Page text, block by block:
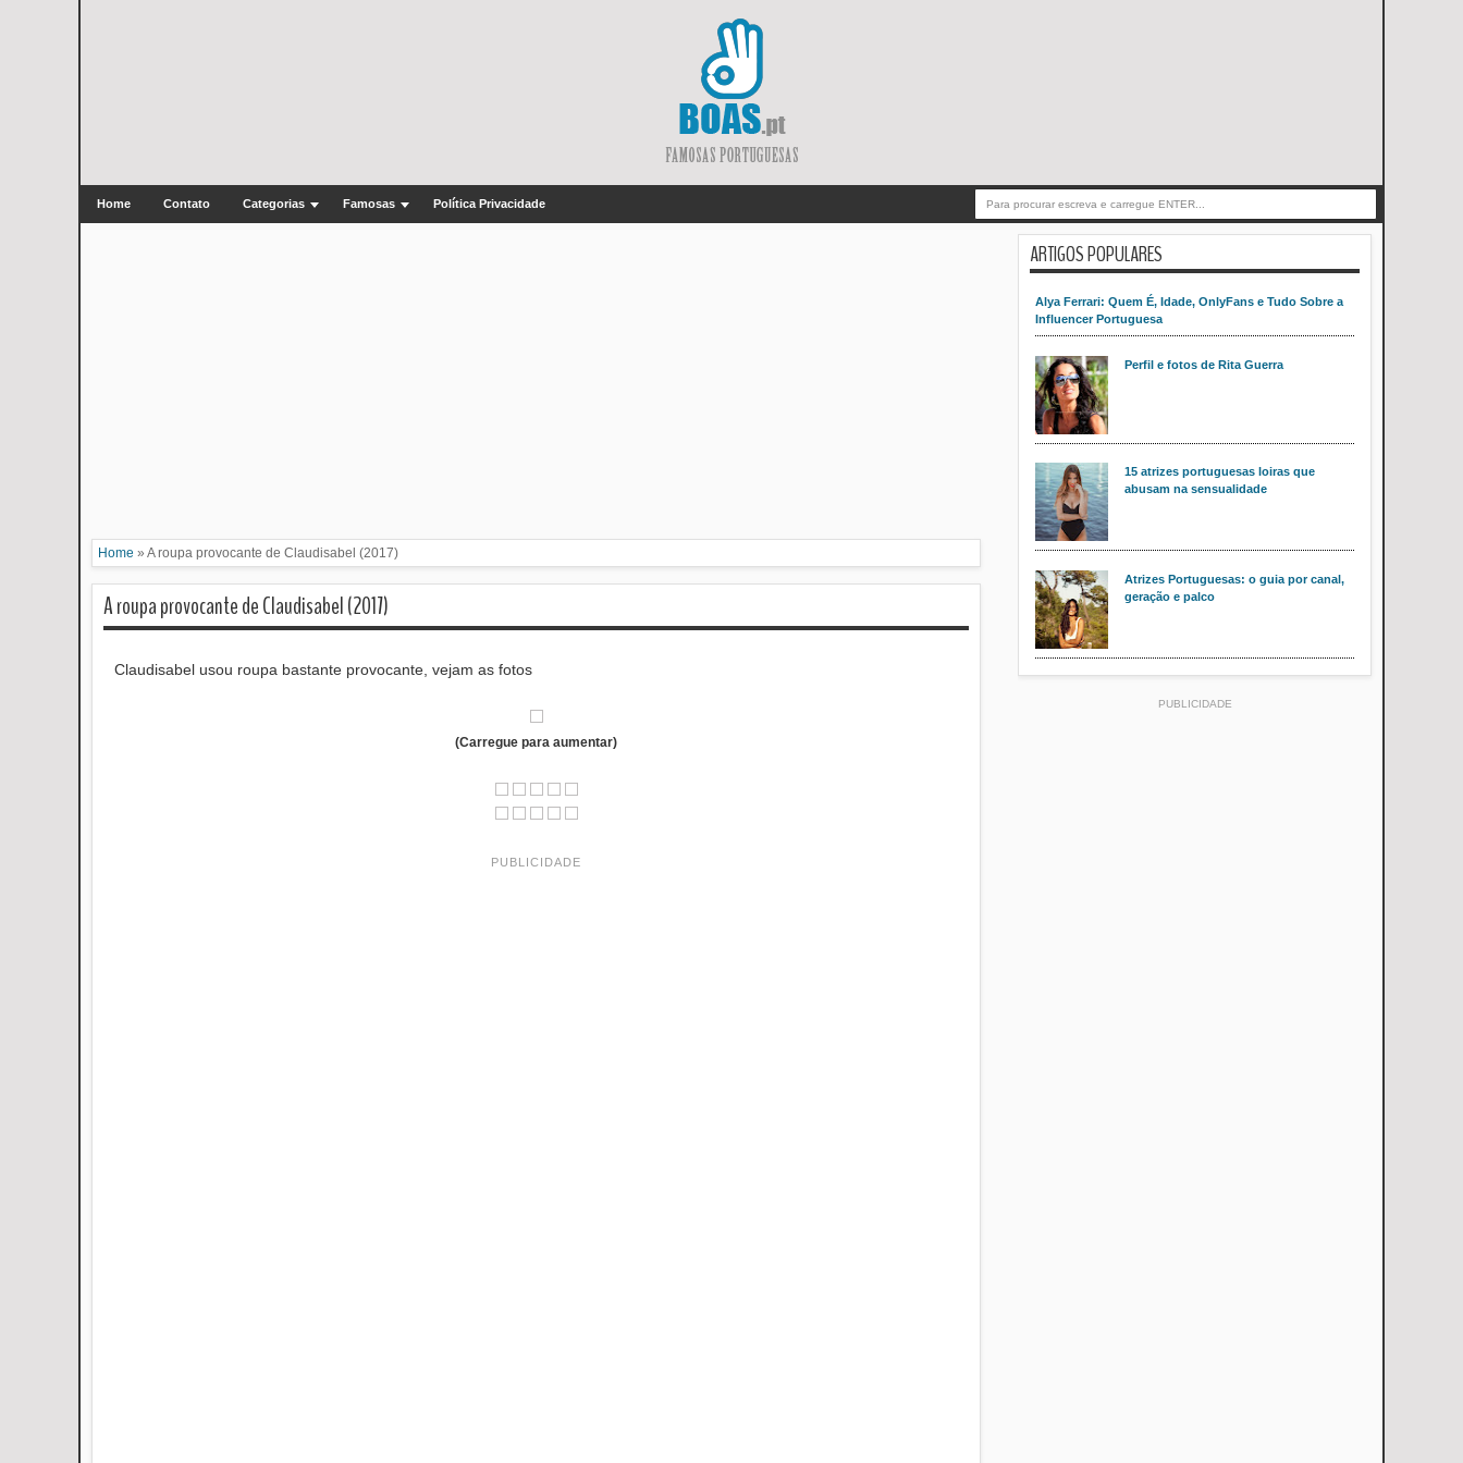
Home Contato Categorias Famosas Política Privacidade
Home » A roupa provocante de Claudisabel (2017)
A roupa provocante de Claudisabel (2017)
Claudisabel usou roupa bastante provocante, vejam as fotos
(Carregue para aumentar)
PUBLICIDADE
ARTIGOS POPULARES
Alya Ferrari: Quem É, Idade, OnlyFans e Tudo Sobre a
Influencer Portuguesa
Perfil e fotos de Rita Guerra
15 atrizes portuguesas loiras que
abusam na sensualidade
Atrizes Portuguesas: o guia por canal,
geração e palco
PUBLICIDADE